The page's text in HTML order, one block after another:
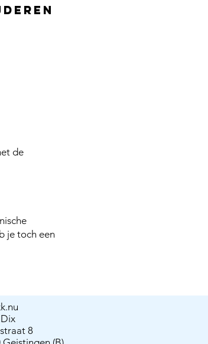
de
je toch een
8